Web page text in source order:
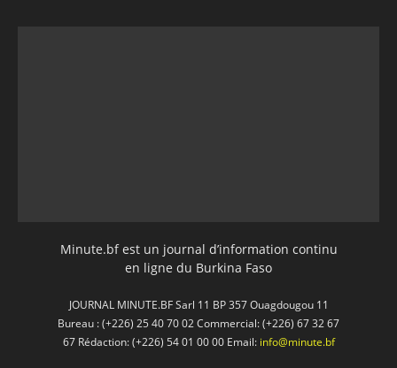
Minute.bf est un journal d’information continu
en ligne du Burkina Faso
JOURNAL MINUTE.BF Sarl 11 BP 357 Ouagdougou 11
Bureau : (+226) 25 40 70 02 Commercial: (+226) 67 32 67
67 Rédaction: (+226) 54 01 00 00 Email: info@minute.bf